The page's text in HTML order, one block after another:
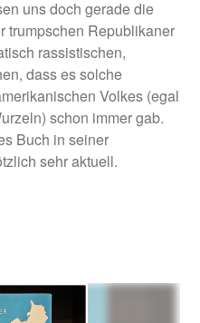
uns doch gerade die
trumpschen Republikaner
rassistischen,
dass es solche
Volkes (egal
schon immer gab.
Buch in seiner
sehr aktuell.